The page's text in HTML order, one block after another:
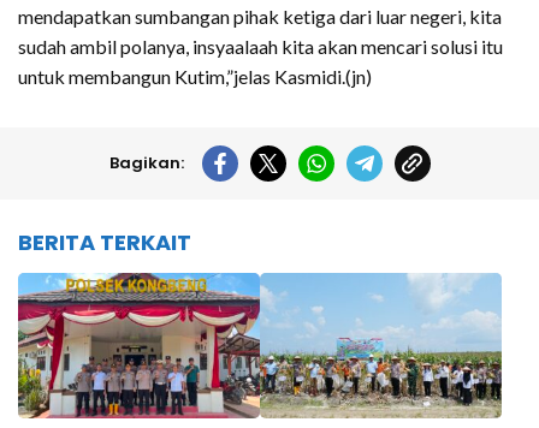
mendapatkan sumbangan pihak ketiga dari luar negeri, kita
sudah ambil polanya, insyaalaah kita akan mencari solusi itu
untuk membangun Kutim,”jelas Kasmidi.(jn)
Bagikan:
BERITA TERKAIT